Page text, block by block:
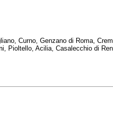
Curno, Genzano di Roma,
Pioltello, Acilia, Casalecchio di